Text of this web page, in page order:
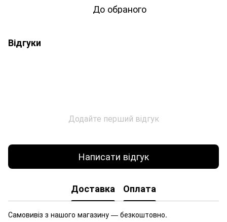
До обраного
Відгуки
Додайте перший відгук
Написати відгук
Доставка Оплата
Самовивіз з нашого магазину — безкоштовно.